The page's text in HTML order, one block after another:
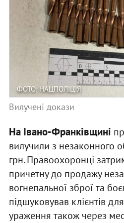
ФОТО: НАЦПОЛІЦІЯ
Вилучені докази
На Івано-Франківщині
вилучили з незаконного
грн. Правоохоронці
причетну до продажу
вогнепальної зброї та
підшуковував клієнтів
ураження також через